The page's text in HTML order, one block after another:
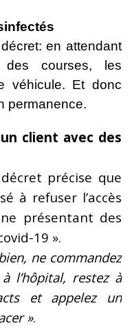
en attendant
courses, les
véhicule. Et donc
permanence.
client avec des
précise que
à refuser l’accès
présentant des
19 ».
ne commandez
l’hôpital, restez à
et appelez un
».